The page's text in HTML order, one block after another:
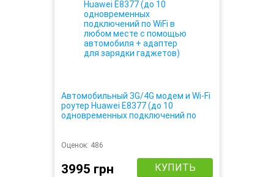
Автомобильный 3G/4G модем и Wi-Fi
роутер Huawei E8377 (до 10
одновременных подключений по
гаджетов)
Оценок: 486
3995 грн КУПИТЬ